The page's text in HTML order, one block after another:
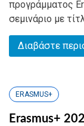
προγράμματος
σεμινάριο με
Διαβάστε
ERASMUS+
Erasmus+